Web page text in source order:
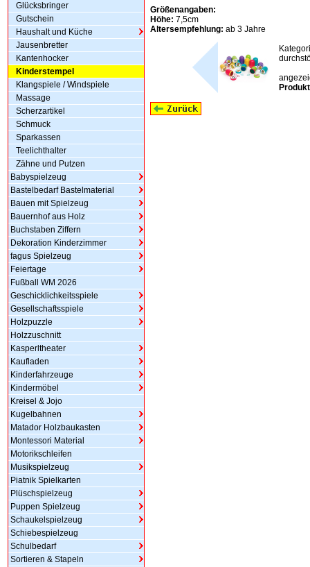
Glücksbringer
Gutschein
Haushalt und Küche
Jausenbretter
Kantenhocker
Kinderstempel
Klangspiele / Windspiele
Massage
Scherzartikel
Schmuck
Sparkassen
Teelichthalter
Zähne und Putzen
Babyspielzeug
Bastelbedarf Bastelmaterial
Bauen mit Spielzeug
Bauernhof aus Holz
Buchstaben Ziffern
Dekoration Kinderzimmer
fagus Spielzeug
Feiertage
Fußball WM 2026
Geschicklichkeitsspiele
Gesellschaftsspiele
Holzpuzzle
Holzzuschnitt
Kasperltheater
Kaufladen
Kinderfahrzeuge
Kindermöbel
Kreisel & Jojo
Kugelbahnen
Matador Holzbaukasten
Montessori Material
Motorikschleifen
Musikspielzeug
Piatnik Spielkarten
Plüschspielzeug
Puppen Spielzeug
Schaukelspielzeug
Schiebespielzeug
Schulbedarf
Sortieren & Stapeln
Größenangaben:
Höhe: 7,5cm
Altersempfehlung: ab 3 Jahre